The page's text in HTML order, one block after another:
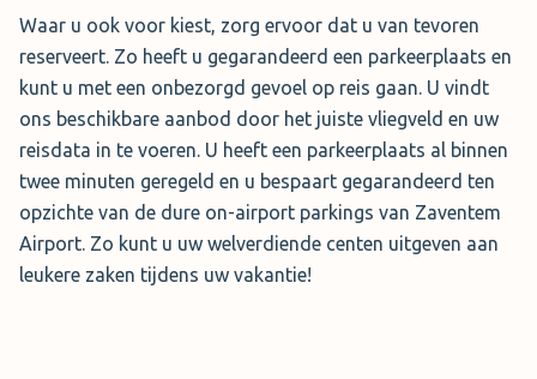
Waar u ook voor kiest, zorg ervoor dat u van tevoren
reserveert. Zo heeft u gegarandeerd een parkeerplaats en
kunt u met een onbezorgd gevoel op reis gaan. U vindt
ons beschikbare aanbod door het juiste vliegveld en uw
reisdata in te voeren. U heeft een parkeerplaats al binnen
twee minuten geregeld en u bespaart gegarandeerd ten
opzichte van de dure on-airport parkings van Zaventem
Airport. Zo kunt u uw welverdiende centen uitgeven aan
leukere zaken tijdens uw vakantie!